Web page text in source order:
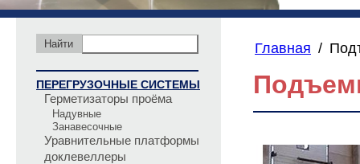
ПЕРЕГРУЗОЧНЫЕ СИСТЕМЫ
Герметизаторы проёма
Надувные
Занавесочные
Уравнительные платформы
доклевеллеры
Главная /